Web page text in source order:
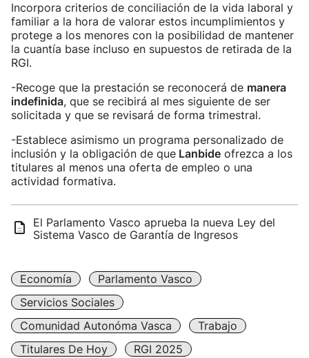
Incorpora criterios de conciliación de la vida laboral y
familiar a la hora de valorar estos incumplimientos y
protege a los menores con la posibilidad de mantener
la cuantía base incluso en supuestos de retirada de la
RGI.
-Recoge que la prestación se reconocerá de manera
indefinida, que se recibirá al mes siguiente de ser
solicitada y que se revisará de forma trimestral.
-Establece asimismo un programa personalizado de
inclusión y la obligación de que Lanbide ofrezca a los
titulares al menos una oferta de empleo o una
actividad formativa.
El Parlamento Vasco aprueba la nueva Ley del
Sistema Vasco de Garantía de Ingresos
Economía
Parlamento Vasco
Servicios Sociales
Comunidad Autonóma Vasca
Trabajo
Titulares De Hoy
RGI 2025